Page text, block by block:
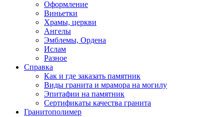
Оформление
Виньетки
Храмы, церкви
Ангелы
Эмблемы, Ордена
Ислам
Разное
Справка
Как и где заказать памятник
Виды гранита и мрамора на могилу
Эпитафии на памятник
Сертификаты качества гранита
Гранитополимер